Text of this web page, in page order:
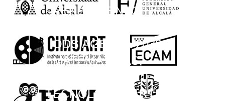
· PENSAMIENTO
·ODS AGENDA 2030
·MATEMÁTICAS,
TECNOLOGÍA, ARTES